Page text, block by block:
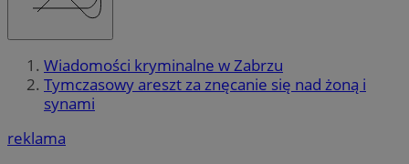
Wiadomości kryminalne w Zabrzu
Tymczasowy areszt za znęcanie się nad żoną i
synami
reklama